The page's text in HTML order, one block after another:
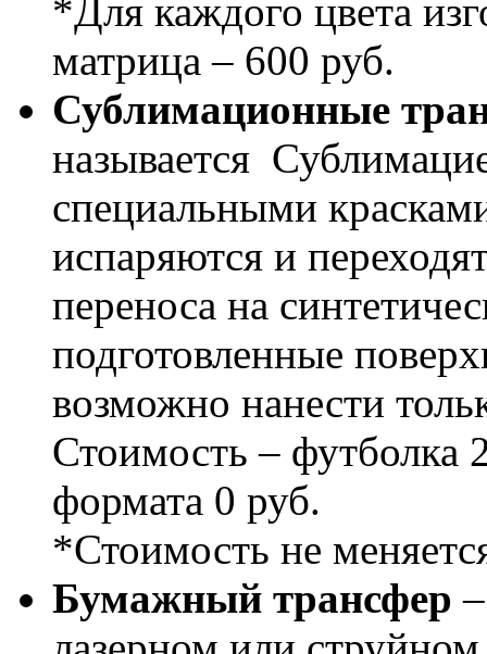
*Для каждого цвета
матрица – 600 руб.
Сублимационные
называется
специальными
испаряются и
переноса на
подготовленные
возможно нанести
Стоимость – футболка
формата 0 руб.
*Стоимость не
Бумажный трансфер